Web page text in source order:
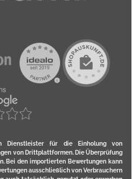
Dienstleister für die Einholung von
von Drittplattformen. Die Überprüfung
Bei den importierten Bewertungen kann
ausschließlich von Verbrauchern